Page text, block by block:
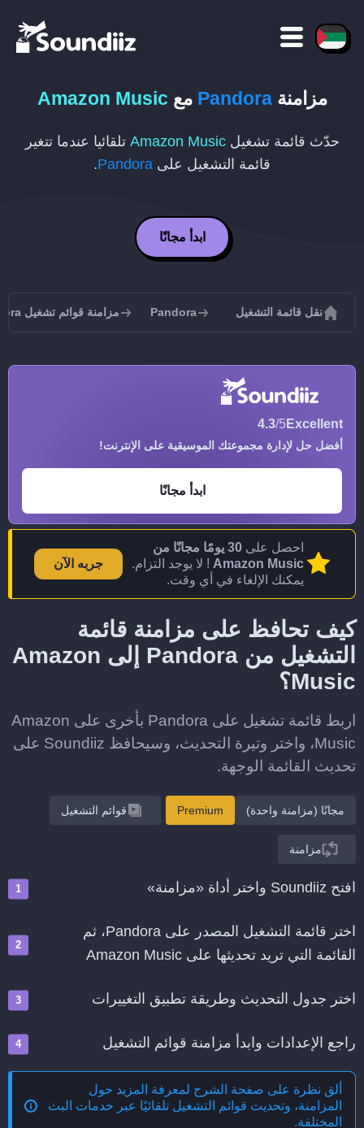
مزامنةPandora مع Amazon Music
حدّث قائمة تشغيلAmazon Music تلقائيا عندما تتغير
قائمة التشغيل على Pandora
.
ابدأ مجانًا
نقل قائمة التشغيل Pandora مزامنة قوائم تشغيل Pandora
Excellent
4.3/5
أفضل حل لإدارة مجموعتك الموسيقية على الإنترنت!
ابدأ مجانًا
احصل على
30 يومًا مجانًا من
Amazon Music ! لا يوجد التزام.
يمكنك الإلغاء في أي وقت.
جربه الآن
كيف تحافظ على مزامنة قائمة
التشغيل من Pandora إلى Amazon
Music؟
اربط قائمة تشغيل على Pandora بأخرى على Amazon
Music، واختر وتيرة التحديث، وسيحافظ Soundiiz على
تحديث القائمة الوجهة.
مجانًا (مزامنة واحدة) Premium قوائم التشغيل
مزامنة
افتح Soundiiz واختر أداة «مزامنة»
اختر قائمة التشغيل المصدر على Pandora، ثم
القائمة التي تريد تحديثها على Amazon Music
اختر جدول التحديث وطريقة تطبيق التغييرات
راجع الإعدادات وابدأ مزامنة قوائم التشغيل
ألق نظرة على صفحة الشرح لمعرفة المزيد حول
المزامنة، وتحديث قوائم التشغيل تلقائيًا عبر خدمات البث
المختلفة.